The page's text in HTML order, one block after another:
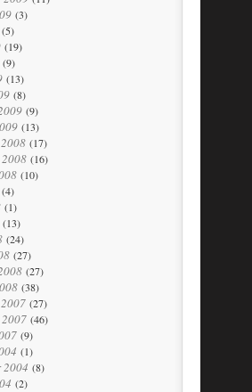
(3)
(5)
(19)
(9)
(13)
(8)
(9)
(13)
(17)
(16)
(10)
(4)
(1)
(13)
(24)
(27)
(27)
(38)
(27)
(46)
(9)
(1)
2004 (8)
(2)